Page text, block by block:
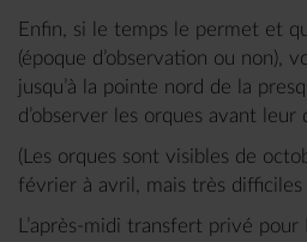
Enfin, si le temps le permet et
(époque d’observation ou non),
jusqu’à la pointe nord de la
d’observer les orques avant
(Les orques sont visibles de
février à avril, mais très difficiles
L’après-midi transfert privé